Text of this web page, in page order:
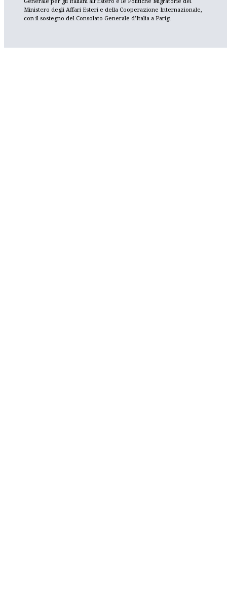
Ministero degli Affari Esteri e della Cooperazione Internazionale,
con il sostegno del Consolato Generale d’Italia a Parigi